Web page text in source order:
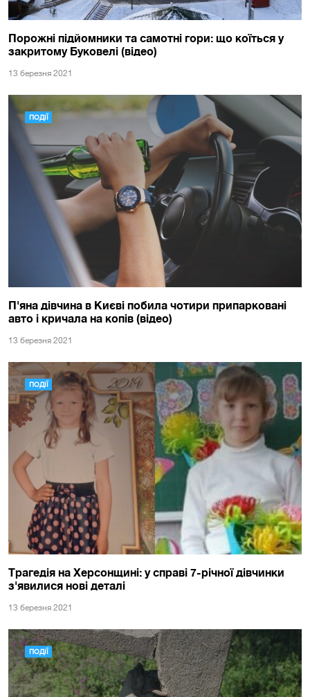
Порожні підйомники та самотні гори: що коїться у
закритому Буковелі (відео)
13 березня 2021
ПОДІЇ
П'яна дівчина в Києві побила чотири припарковані
авто і кричала на копів (відео)
13 березня 2021
ПОДІЇ
Трагедія на Херсонщині: у справі 7-річної дівчинки
з'явилися нові деталі
13 березня 2021
ПОДІЇ